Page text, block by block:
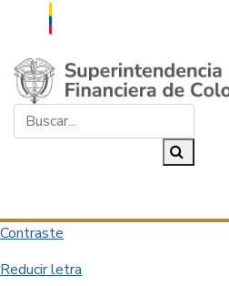
Saltar al contenido principal
Contraste
Reducir letra